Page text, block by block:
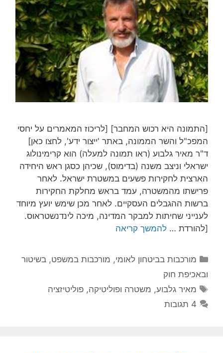
[התמונה היא רכוש המחבר] [לריכוז המאמרים על יחסי
המפכ"ל והשר הממונה, באתר 'ייצור ידע', לחצו כאן]
ד"ר מאיר גלבוע (ראו תמונה למעלה) הוא קרימינולוג
ישראלי וניצב משנה (בדימוס), שכיהן כסגן ראש היחידה
הארצית לחקירות פשעים במשטרת ישראל. לאחר
פרישתו מהמשטרה, עמד בראש מחלקת החקירות
ברשות ההגבלים העסקיים. לאחר מכן שימש יועץ מיוחד
לענייני שחיתות למבקר המדינה, מיכה לינדנשטראוס.
[להורדת …להמשך קריאה
קטגוריות
מורכבות בביטחון לאומי,מורכבות במשפט, בשיטור
ובאכיפת חוק
תגיות
מאיר גלבוע,משטרה ופוליטיקה,פוליטיזציה
4 תגובות